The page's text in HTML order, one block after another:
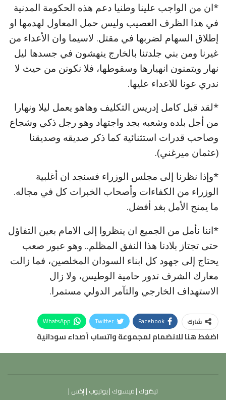
*ان من الواجب علينا وطنيا دعم هذه الحكومة المدنية
في هذا الظرف العصيب وليس حمل المعاول لهدمها او
إطلاق السهام لضربها في مقتل. لاسيما وان الأعداء من
غيرنا ومن بني جلدتنا بالخارج ينهشون في جسدها ليل
نهار ويتمنون انهيارها وسقوطها، فلا نكونن من حيث لا
ندري عونا للاعداء عليها.
*لقد قبل كامل إدريس التكليف وهاهو يعمل ليلا ونهارا
من أجل بلده وشعبه بجد واجتهاد وهو رجل ذكي وشجاع
وصاحب قدرات استثنائية كما ذكر صديقه وصديقنا
(عثمان ميرغني).
*وإذا نظرنا إلى مجلس الوزراء فسنجد ان أغلبية
الوزراء من الكفاءات وأصحاب الخبرات كل في مجاله.
ما يمنح الأمل بغد أفضل.
*اننا نأمل من الجميع ان ينظروا إلى الامام بعين التفاؤل
حتى تجتاز بلادنا هذا النفق المظلم.. وهو عبور صعب
يحتاج إلى جهود كل ابناء السودان المخلصين، فما زالت
معارك الشرف تدور حامية الوطيس، ولا زال
الاستهداف الخارجي والتآمر الدولي مستمرا.
شارك Facebook
Twitter
WhatsApp
اضغط هنا للانضمام لمجموعة واتساب أصداء سودانية
تيكتوك |فيسبوك |يوتيوب | إكس |